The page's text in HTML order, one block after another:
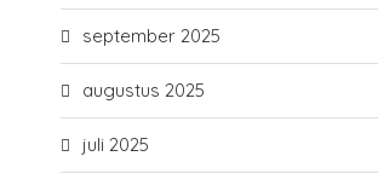
september 2025
augustus 2025
juli 2025